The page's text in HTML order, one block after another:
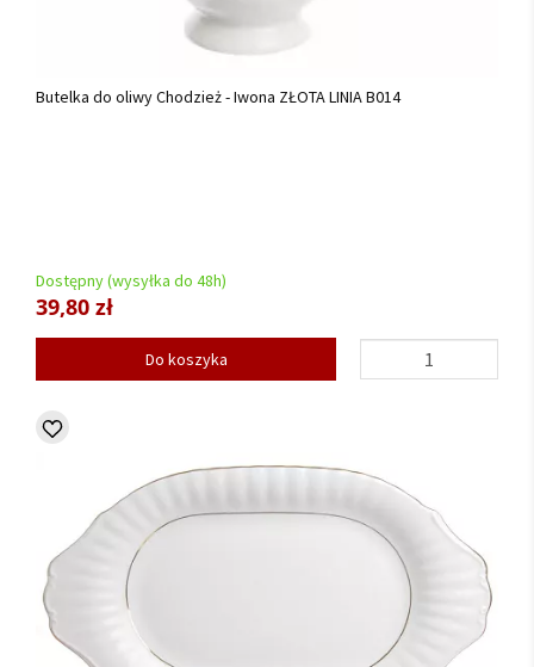
Butelka do oliwy Chodzież - Iwona ZŁOTA LINIA B014
Dostępny (wysyłka do 48h)
39,80 zł
Do koszyka